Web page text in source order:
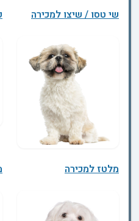
שי טסו / שיצו למכירה
מלטז למכירה